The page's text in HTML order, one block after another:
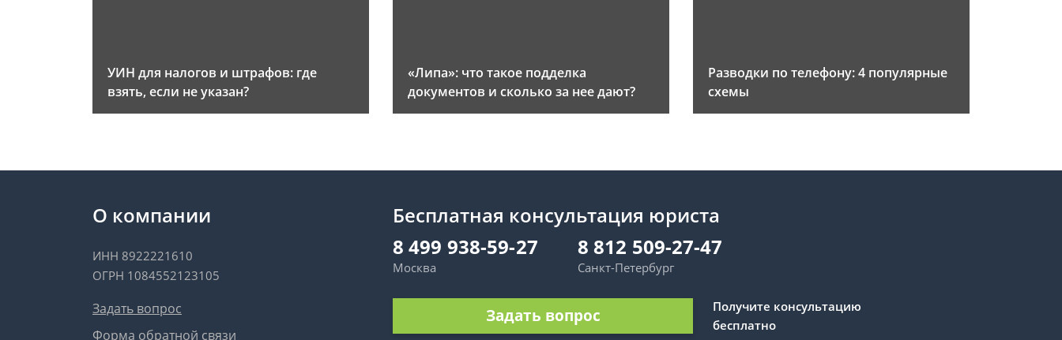
УИН для налогов и штрафов: где
взять, если не указан?
«Липа»: что такое подделка
документов и сколько за нее дают?
Разводки по телефону: 4 популярные
схемы
О компании
ИНН 8922221610
ОГРН 1084552123105
Задать вопрос
Форма обратной связи
Бесплатная консультация юриста
8 499 938-59-27
Москва
8 812 509-27-47
Санкт-Петербург
Задать вопрос
Получите консультацию
бесплатно